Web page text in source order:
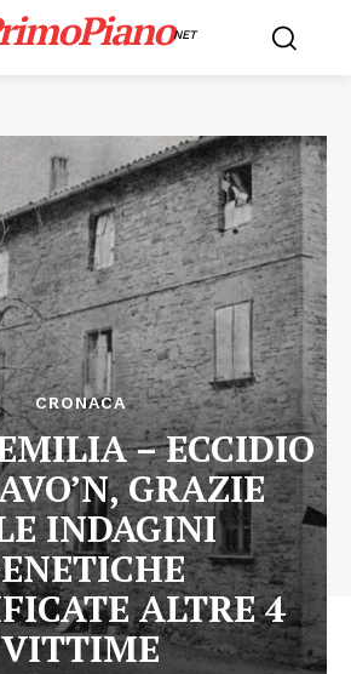
NET
CRONACA
– ECCIDIO
GRAZIE
INDAGINI
ALTRE 4
VITTIME